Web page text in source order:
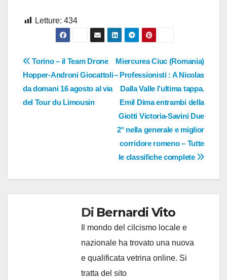
Letture: 434
Navigazione
articoli
Miercurea Ciuc (Romania)
– Professionisti : A Nicolas
Dalla Valle l’ultima tappa.
Emil Dima entrambi della
Giotti Victoria-Savini Due
2° nella generale e miglior
corridore romeno – Tutte
le classifiche complete
Torino – il Team Drone
Hopper-Androni Giocattoli
da domani 16 agosto al via
del Tour du Limousin
Di Bernardi Vito
Il mondo del cilcismo locale e
nazionale ha trovato una nuova
e qualificata vetrina online. Si
tratta del sito